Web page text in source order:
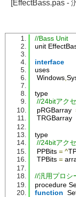
[EffectBass.pas -
//Bass Unit
unit
interface
uses
Windows
type
//24bitアク
pRGBarray
TRGBarray
type
//24bitアク
PPBits = ^
TPBits =
//汎用プロシ
procedure
function